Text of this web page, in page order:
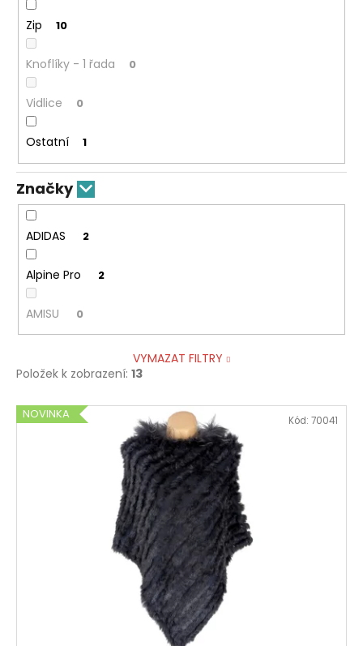
Zip 10
Knoflíky - 1 řada 0
Vidlice 0
Ostatní 1
Značky
ADIDAS 2
Alpine Pro 2
AMISU 0
VYMAZAT FILTRY
Položek k zobrazení: 13
VNOVINKA Kód: 70041